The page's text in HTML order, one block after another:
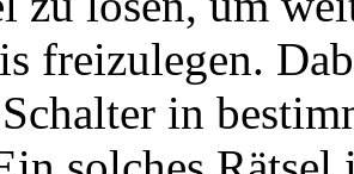
freizulegen.
in